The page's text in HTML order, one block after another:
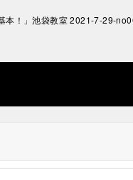
本！」池袋教室 2021-7-29-